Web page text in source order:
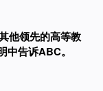
他领先的高等教
中告诉ABC。